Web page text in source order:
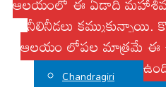
Srikalahasti
Tirupati
Chandragiri
నీలినీడలు
ఆలయం లోపల మాత్రమే ఈ